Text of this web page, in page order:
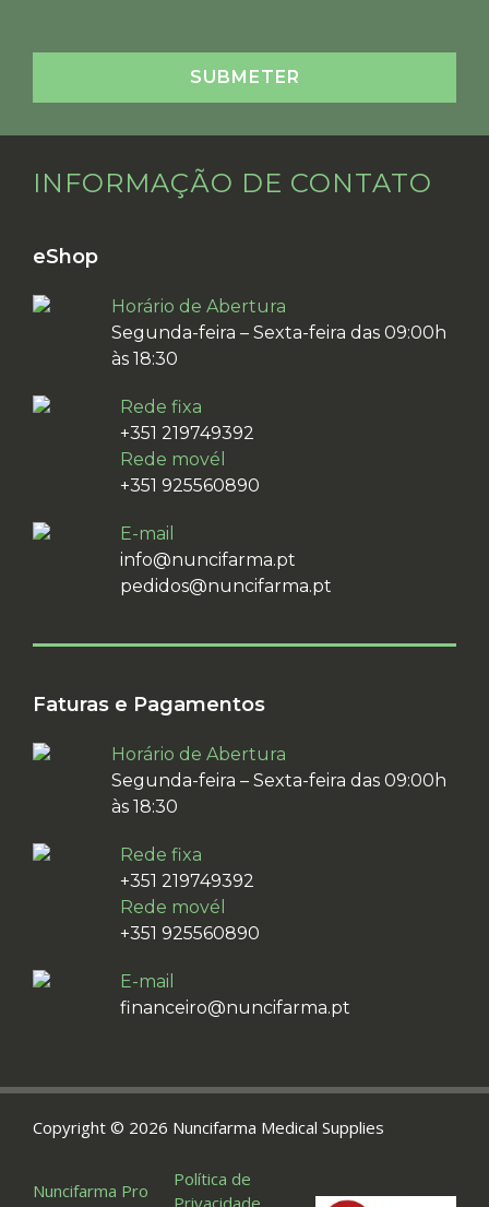
INFORMAÇÃO DE CONTATO
eShop
Horário de Abertura
Segunda-feira – Sexta-feira das 09:00h
às 18:30
Rede fixa
+351 219749392
Rede movél
+351 925560890
E-mail
info@nuncifarma.pt
pedidos@nuncifarma.pt
Faturas e Pagamentos
Horário de Abertura
Segunda-feira – Sexta-feira das 09:00h
às 18:30
Rede fixa
+351 219749392
Rede movél
+351 925560890
E-mail
financeiro@nuncifarma.pt
Nuncifarma Pro
Política de
Copyright © 2026 Nuncifarma Medical Supplies